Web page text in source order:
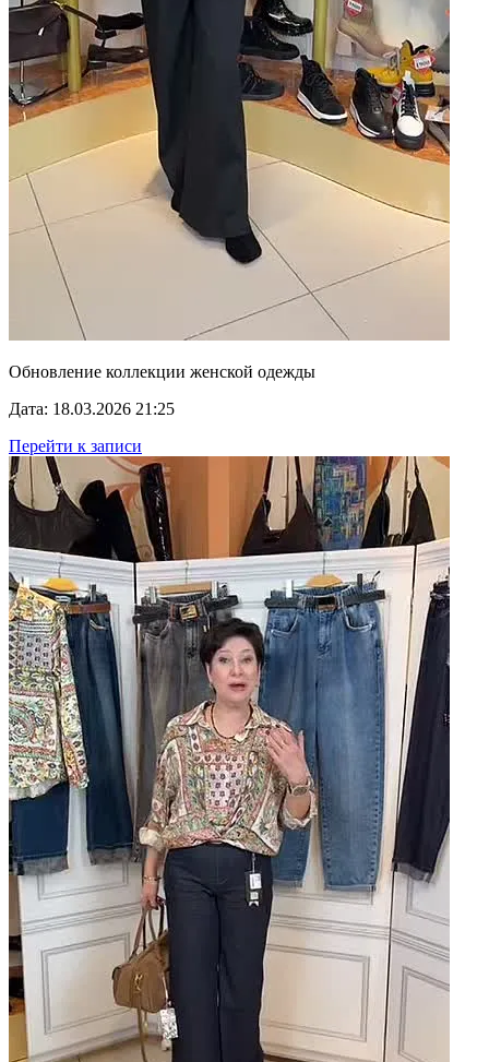
Обновление коллекции женской одежды
Дата: 18.03.2026 21:25
Перейти к записи